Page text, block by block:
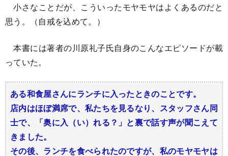
小さなことだが、こういったモヤモヤはよくあるのだと
思う。（自戒を込めて。）
本書には著者の川原礼子氏自身のこんなエピソードが載
っていた。
ある和食屋さんにランチに入ったときのことです。
店内はほぼ満席で、私たちを見るなり、スタッフさん同
士で、「奥に入（い）れる？」と裏で話す声が聞こえて
きました。
その後、ランチを食べられたのですが、私のモヤモヤは